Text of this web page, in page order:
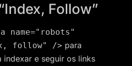
Follow”
name="robots"
follow" /> para
e seguir os links